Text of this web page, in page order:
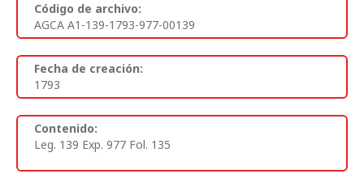
Código de archivo:
AGCA A1-139-1793-977-00139
Fecha de creación:
1793
Contenido:
Leg. 139 Exp. 977 Fol. 135